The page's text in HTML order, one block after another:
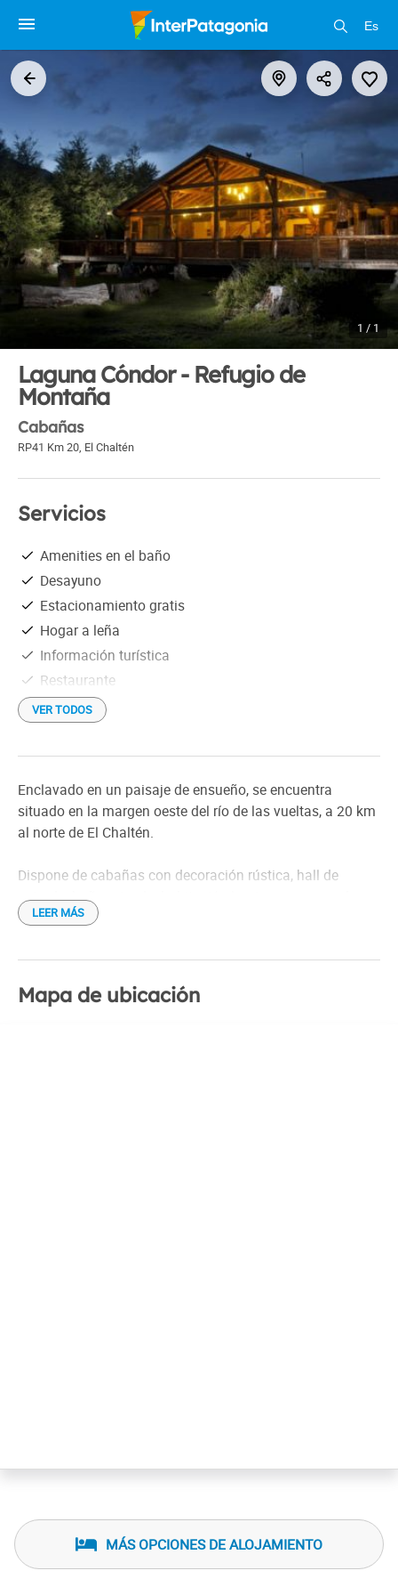
Es
1 / 1
Laguna Cóndor - Refugio de
Montaña
Cabañas
RP41 Km 20, El Chaltén
Servicios
Amenities en el baño
Desayuno
Estacionamiento gratis
Hogar a leña
Información turística
Restaurante
Ropa blanca
Sala de reuniones
Servicio de limpieza
SPA
Transfers pago
Wi-Fi gratis
VER TODOS
Enclavado en un paisaje de ensueño, se encuentra
situado en la margen oeste del río de las vueltas, a 20 km
al norte de El Chaltén.
Dispone de cabañas con decoración rústica, hall de
entrada, baño privado, habitación luminosa y acogedora.
Privacidad en un entorno mágico.
LEER MÁS
Mapa de ubicación
MÁS OPCIONES DE ALOJAMIENTO